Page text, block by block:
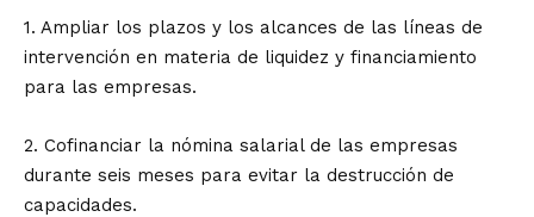
1. Ampliar los plazos y los alcances de las líneas de
intervención en materia de liquidez y financiamiento
para las empresas.
2. Cofinanciar la nómina salarial de las empresas
durante seis meses para evitar la destrucción de
capacidades.